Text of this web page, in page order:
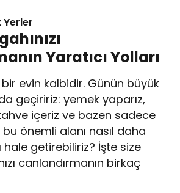
Yerler
Yaratıcı Yolları
evin kalbidir. Günün büyük
geçiririz: yemek yaparız,
içeriz ve bazen sadece
bu önemli alanı nasıl daha
hale getirebiliriz? İşte size
canlandırmanın birkaç